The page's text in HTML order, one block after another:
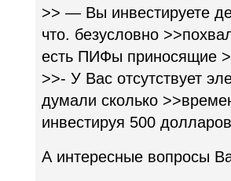
>> — Вы инвестируете
что. безусловно
есть ПИФы приносящие
>>- У Вас отсутствует
думали сколько
инвестируя 500
А интересные вопросы